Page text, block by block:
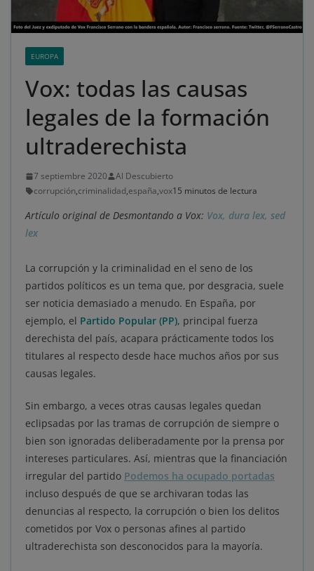
EUROPA
Vox: todas las causas
legales de la formación
ultraderechista
7 septiembre 2020
Al Descubierto
corrupción,criminalidad,españa,vox15 minutos de lectura
Artículo original de Desmontando a Vox: Vox, dura lex, sed
lex
La corrupción y la criminalidad en el seno de los
partidos políticos es un tema que, por desgracia, suele
ser noticia demasiado a menudo. En España, por
ejemplo, el Partido Popular (PP), principal fuerza
derechista del país, acapara prácticamente todos los
titulares al respecto desde hace muchos años por sus
causas legales.
Sin embargo, a veces otras causas legales quedan
eclipsadas por las tramas de corrupción de siempre o
bien son ignoradas deliberadamente por la prensa por
intereses particulares. Así, mientras que la financiación
irregular del partido Podemos ha ocupado portadas
incluso después de que se archivaran todas las
denuncias al respecto, la corrupción o bien los delitos
cometidos por Vox o personas afines al partido
ultraderechista son desconocidos para la mayoría.